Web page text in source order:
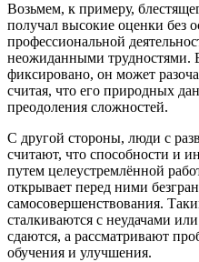
Возьмем, к примеру,
получал высокие оценки без
профессиональной
неожиданными трудностями.
фиксировано, он может
считая, что его природных
преодоления сложностей.
С другой стороны, люди с
считают, что способности и
путем целеустремлённой
открывает перед ними
самосовершенствования.
сталкиваются с неудачами
сдаются, а рассматривают
обучения и улучшения.